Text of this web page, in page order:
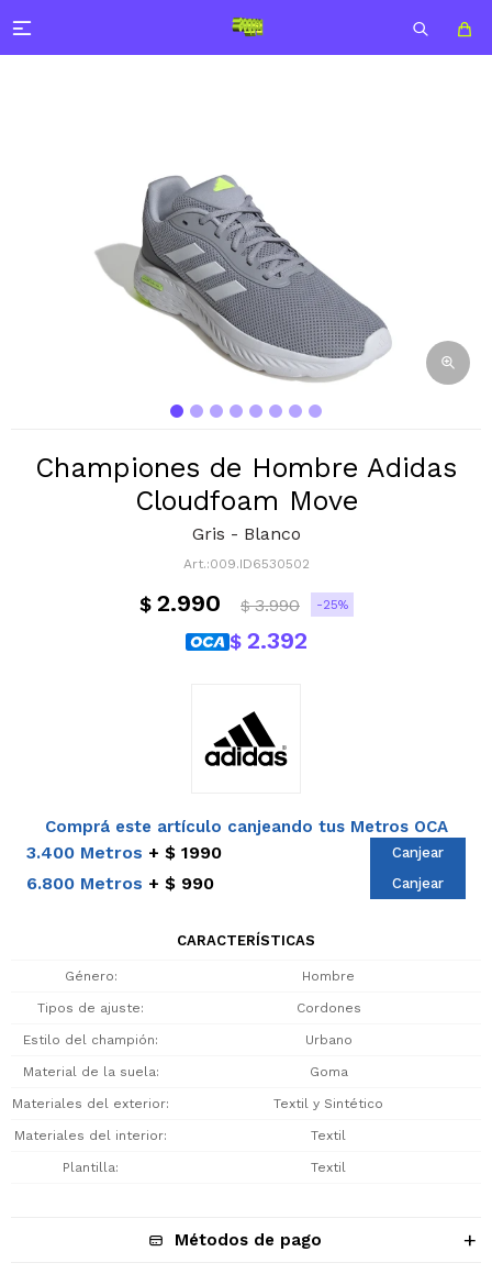

Championes de Hombre Adidas
Cloudfoam Move
Gris - Blanco
009.ID6530502
$ 2.990 $ 3.990 25
$ 2.392
Comprá este artículo canjeando tus Metros OCA
3.400 Metros $ 1990 Canjear
6.800 Metros $ 990 Canjear
CARACTERÍSTICAS
Género Hombre
Tipos de ajuste Cordones
Estilo del champión Urbano
Material de la suela Goma
Materiales del exterior Textil y Sintético
Materiales del interior Textil
Plantilla Textil
Métodos de pago